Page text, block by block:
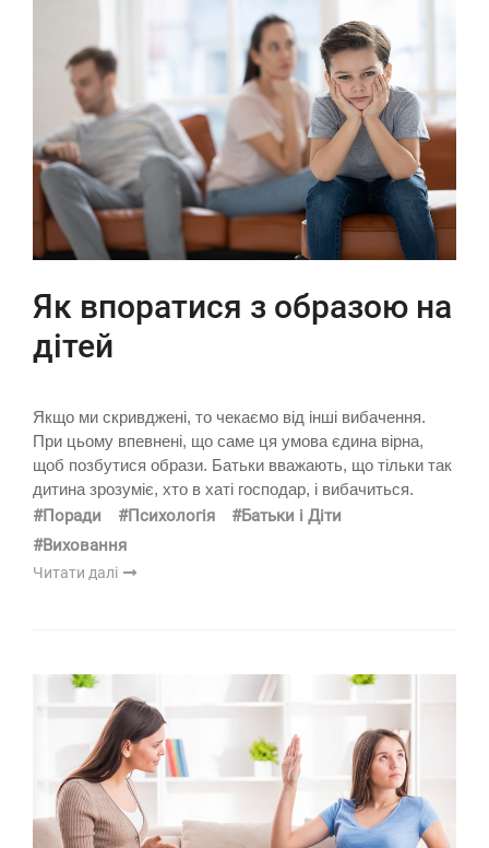
Як впоратися з образою на
дітей
Якщо ми скривджені, то чекаємо від інші вибачення.
При цьому впевнені, що саме ця умова єдина вірна,
щоб позбутися образи. Батьки вважають, що тільки так
дитина зрозуміє, хто в хаті господар, і вибачиться.
#Поради #Психологія
#Батьки і Діти
#Виховання
Читати далі